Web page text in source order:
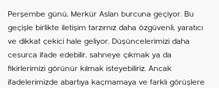
Perşembe günü, Merkür Aslan burcuna geçiyor. Bu
geçişle birlikte iletişim tarzımız daha özgüvenli, yaratıcı
ve dikkat çekici hale geliyor. Düşüncelerimizi daha
cesurca ifade edebilir, sahneye çıkmak ya da
fikirlerimizi görünür kılmak isteyebiliriz. Ancak
ifadelerimizde abartıya kaçmamaya ve farklı görüşlere